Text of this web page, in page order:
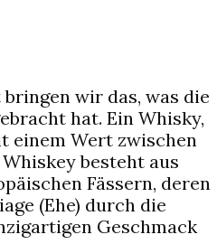
wir das, was die
hat. Ein Whisky,
einem Wert zwischen
besteht aus
Fässern, deren
(Ehe) durch die
Geschmack